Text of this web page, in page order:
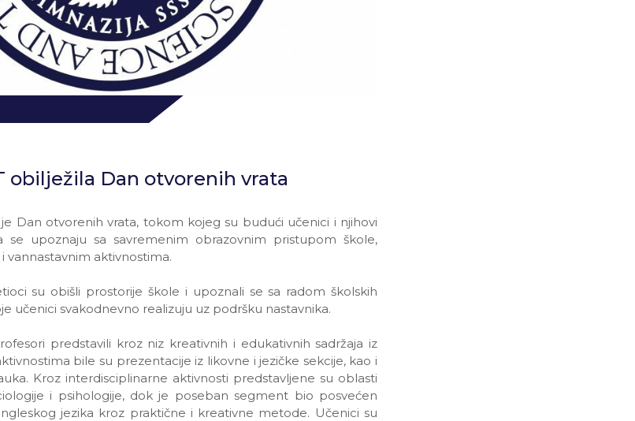
obilježila Dan otvorenih vrata
je Dan otvorenih vrata, tokom kojeg su budući učenici i njihovi
se upoznaju sa savremenim obrazovnim pristupom škole,
vannastavnim aktivnostima.
su obišli prostorije škole i upoznali se sa radom školskih
učenici svakodnevno realizuju uz podršku nastavnika.
predstavili kroz niz kreativnih i edukativnih sadržaja iz
bile su prezentacije iz likovne i jezičke sekcije, kao i
Kroz interdisciplinarne aktivnosti predstavljene su oblasti
i psihologije, dok je poseban segment bio posvećen
jezika kroz praktične i kreativne metode. Učenici su